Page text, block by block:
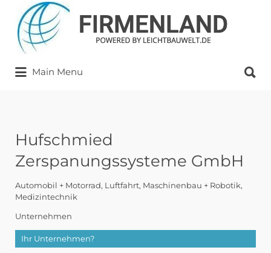
Suchen
nach:
Main Menu
nach:
Hufschmied
Zerspanungssysteme GmbH
Automobil + Motorrad Luftfahrt Maschinenbau + Robotik
Medizintechnik
Unternehmen
Ihr Unternehmen?